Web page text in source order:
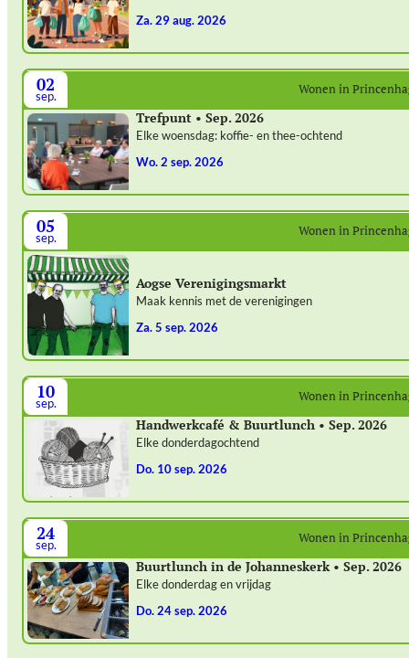
za. 29 aug. 2026
02
sep. Wonen in
Trefpunt • Sep. 2026
Elke woensdag: koffie- en thee-ochtend
wo. 2 sep. 2026
05
sep. Wonen in
Aogse Verenigingsmarkt
Maak kennis met de verenigingen
za. 5 sep. 2026
10
sep. Wonen in
Handwerkcafé & Buurtlunch • Sep. 2026
Elke donderdagochtend
do. 10 sep. 2026
24
sep. Wonen in
Buurtlunch in de Johanneskerk • Sep. 2026
Elke donderdag en vrijdag
do. 24 sep. 2026